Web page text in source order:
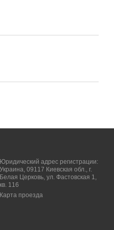
Юридический адрес регистрации:
Украина, 09117 Киевская обл., г.
Белая Церковь, ул. Фастовская 1,
кв. 116
Карта проезда